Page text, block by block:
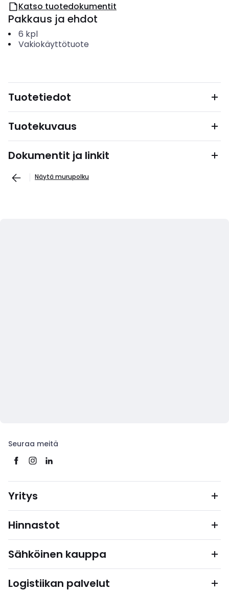
Katso tuotedokumentit
Pakkaus ja ehdot
6 kpl
Vakiokäyttötuote
Tuotetiedot
Tuotekuvaus
Dokumentit ja linkit
Näytä murupolku
Seuraa meitä
Yritys
Hinnastot
Sähköinen kauppa
Logistiikan palvelut